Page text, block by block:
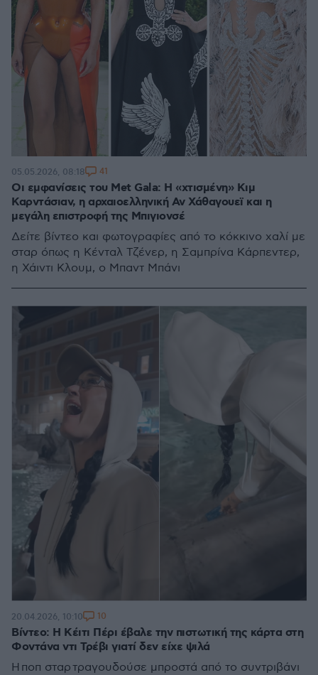
Οι εμφανίσεις του Met Gala: H «χτισμένη» Κιμ
Καρντάσιαν, η αρχαιοελληνική Αν Χάθαγουεϊ και η
μεγάλη επιστροφή της Μπιγιονσέ
Δείτε βίντεο και φωτογραφίες από το κόκκινο χαλί με
σταρ όπως η Κένταλ Τζένερ, η Σαμπρίνα Κάρπεντερ,
η Χάιντι Κλουμ, ο Μπαντ Μπάνι
05.05.2026, 08:18 41
Βίντεο: Η Κέιτι Πέρι έβαλε την πιστωτική της κάρτα στη
Φοντάνα ντι Τρέβι γιατί δεν είχε ψιλά
Η ποπ σταρ τραγουδούσε μπροστά από το συντριβάνι
20.04.2026, 10:10 10